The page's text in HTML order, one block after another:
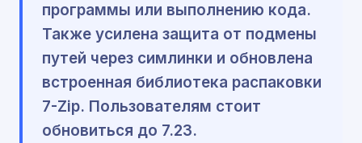
программы или выполнению кода.
Также усилена защита от подмены
путей через симлинки и обновлена
встроенная библиотека распаковки
7-Zip. Пользователям стоит
обновиться до 7.23.